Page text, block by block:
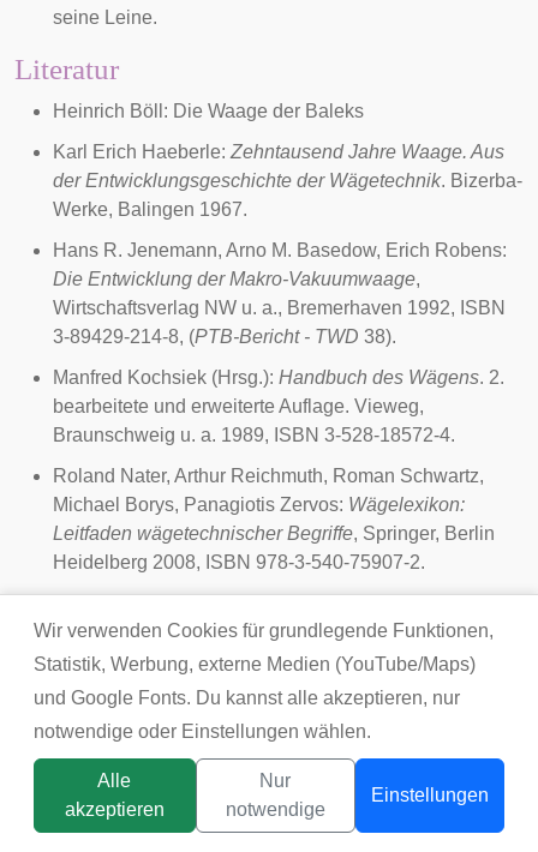
Wir verwenden Cookies für grundlegende Funktionen,
Statistik, Werbung, externe Medien (YouTube/Maps)
und Google Fonts. Du kannst alle akzeptieren, nur
notwendige oder Einstellungen wählen.
Alle
akzeptieren
Nur
notwendige
Einstellungen
seine Leine.
Literatur
Heinrich Böll : Die Waage der Baleks
Karl Erich Haeberle: Zehntausend Jahre Waage. Aus
der Entwicklungsgeschichte der Wägetechnik. Bizerba-
Werke, Balingen 1967.
Hans R. Jenemann, Arno M. Basedow, Erich Robens:
Die Entwicklung der Makro-Vakuumwaage,
Wirtschaftsverlag NW u. a., Bremerhaven 1992, ISBN
3-89429-214-8, (PTB-Bericht - TWD 38).
Manfred Kochsiek (Hrsg.): Handbuch des Wägens. 2.
bearbeitete und erweiterte Auflage. Vieweg,
Braunschweig u. a. 1989, ISBN 3-528-18572-4.
Roland Nater, Arthur Reichmuth, Roman Schwartz,
Michael Borys, Panagiotis Zervos: Wägelexikon:
Leitfaden wägetechnischer Begriffe, Springer, Berlin
Heidelberg 2008, ISBN 978-3-540-75907-2.
Bizerba-Werke, Balingen 1966.
Weblinks
Information zum Kilogrammprototyp
Das "neue" Kilogramm kommt näher
Einzelnachweise